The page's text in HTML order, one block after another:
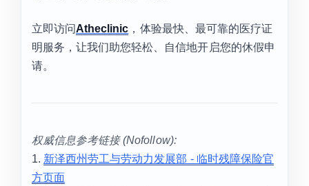
立即访问Atheclinic ，体验最快、最可靠的医疗证
明服务，让我们助您轻松、自信地开启您的休假申
请。
权威信息参考链接 (Nofollow):
1. 新泽西州劳工与劳动力发展部 - 临时残障保险官
方页面